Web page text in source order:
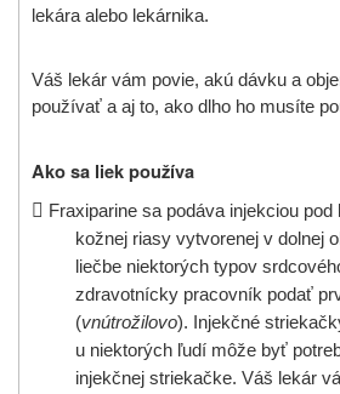
lekára alebo lekárnika.
Váš lekár vám povie, akú dávku a
používať a aj to, ako dlho ho musíte
Ako sa liek používa
 Fraxiparine sa podáva injekciou pod
kožnej riasy vytvorenej v dolnej
liečbe niektorých typov
zdravotnícky pracovník podať
(vnútrožilovo). Injekčné
u niektorých ľudí môže byť
injekčnej striekačke. Váš lekár